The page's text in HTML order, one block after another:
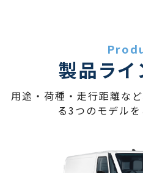
製品ライ
用途・荷種・走行距離な
る3つのモデルを